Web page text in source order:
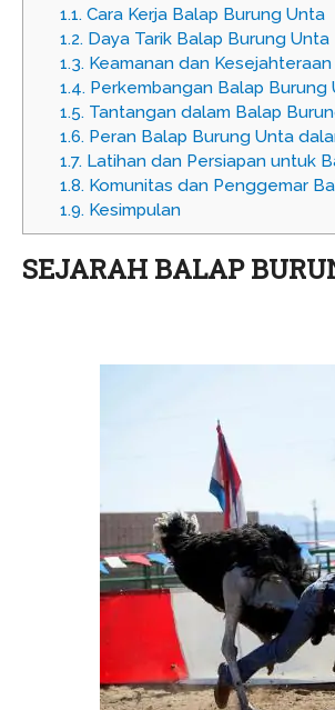
1.1.Cara Kerja Balap Burung Unta
1.2.Daya Tarik Balap Burung Unta
1.3.Keamanan dan Kesejahteraan
1.4.Perkembangan Balap Burung
1.5.Tantangan dalam Balap
1.6.Peran Balap Burung Unta
1.7.Latihan dan Persiapan untuk
1.8.Komunitas dan Penggemar
1.9.Kesimpulan
SEJARAH BALAP